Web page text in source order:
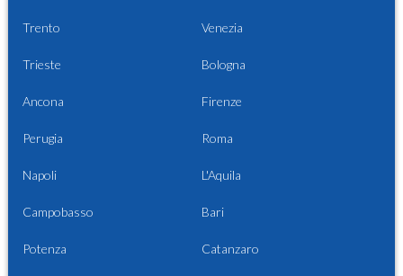
Trento Venezia
Trieste Bologna
Ancona Firenze
Perugia Roma
Napoli L'Aquila
Campobasso Bari
Potenza Catanzaro